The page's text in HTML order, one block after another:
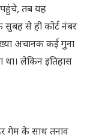
पहुंचे, तब यह
सुबह से ही कोर्ट नंबर
अचानक कई गुना
था। लेकिन इतिहास
गेम के साथ तनाव